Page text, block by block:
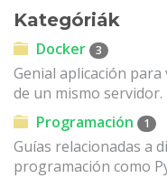
Kategóriák
Docker 3
Genial aplicación
de un mismo servidor.
Programación
1
Guías relacionadas a
programación como